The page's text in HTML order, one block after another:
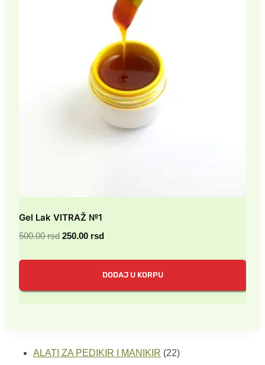
Gel Lak VITRAŽ №1
500.00rsd Originalna
500.00 rsd.
250.00 rsdTrenutna
250.00 rsd.
DODAJ U KORPU
ALATI ZA PEDIKIR I MANIKIR 2222